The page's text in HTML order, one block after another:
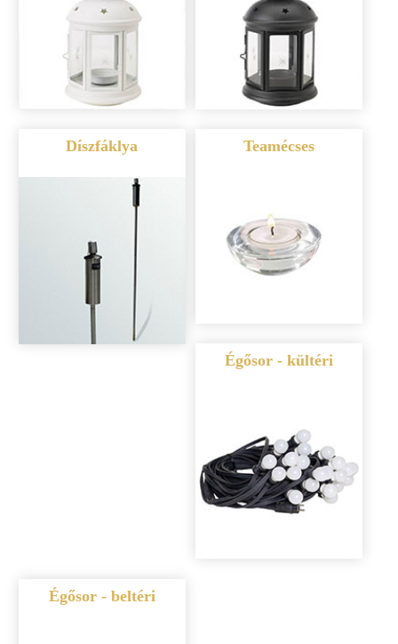
Díszfáklya Teamécses
Égősor - kültéri
Égősor - beltéri